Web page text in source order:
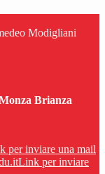
Modigliani
Brianza
per inviare una mail
Link per inviare